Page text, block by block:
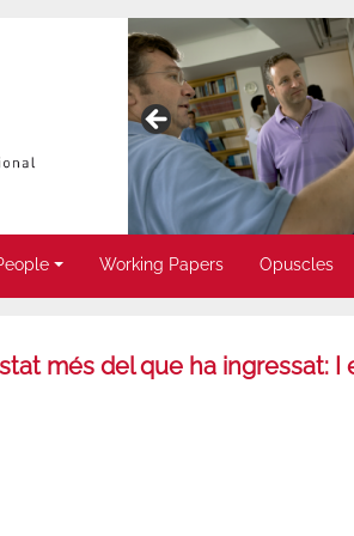
Working Papers Opuscles
més del que ha ingressat: